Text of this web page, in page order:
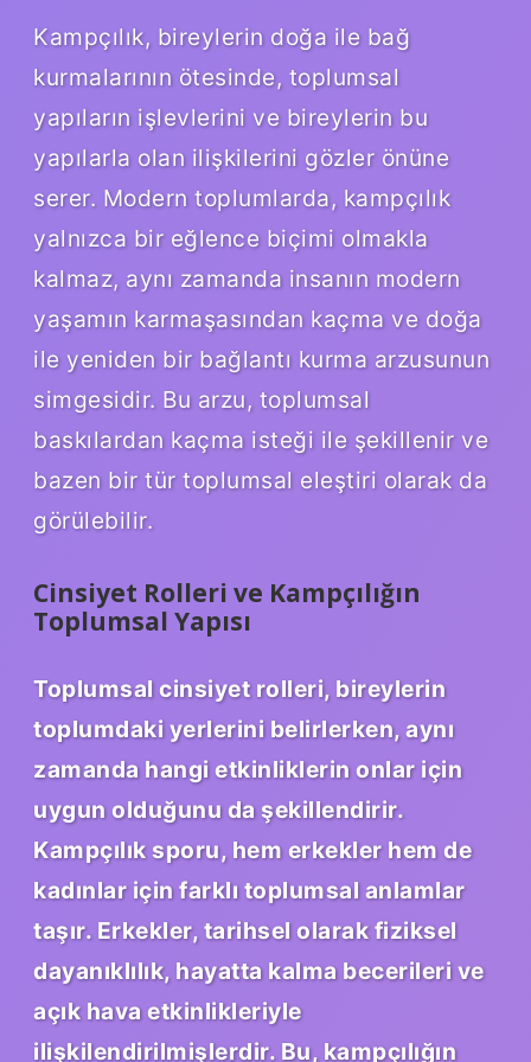
Kampçılık, bireylerin doğa ile bağ
kurmalarının ötesinde, toplumsal
yapıların işlevlerini ve bireylerin bu
yapılarla olan ilişkilerini gözler önüne
serer. Modern toplumlarda, kampçılık
yalnızca bir eğlence biçimi olmakla
kalmaz, aynı zamanda insanın modern
yaşamın karmaşasından kaçma ve doğa
ile yeniden bir bağlantı kurma arzusunun
simgesidir. Bu arzu, toplumsal
baskılardan kaçma isteği ile şekillenir ve
bazen bir tür toplumsal eleştiri olarak da
görülebilir.
Cinsiyet Rolleri ve Kampçılığın
Toplumsal Yapısı
Toplumsal cinsiyet rolleri, bireylerin
toplumdaki yerlerini belirlerken, aynı
zamanda hangi etkinliklerin onlar için
uygun olduğunu da şekillendirir.
Kampçılık sporu, hem erkekler hem de
kadınlar için farklı toplumsal anlamlar
taşır. Erkekler, tarihsel olarak fiziksel
dayanıklılık, hayatta kalma becerileri ve
açık hava etkinlikleriyle
ilişkilendirilmişlerdir. Bu, kampçılığın